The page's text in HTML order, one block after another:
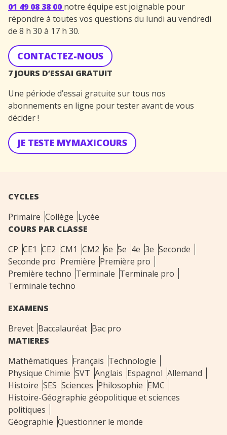
01 49 08 38 00 notre équipe est joignable pour
répondre à toutes vos questions du lundi au vendredi
de 8 h 30 à 17 h 30.
CONTACTEZ-NOUS
7 JOURS D’ESSAI GRATUIT
Une période d’essai gratuite sur tous nos
abonnements en ligne pour tester avant de vous
décider !
JE TESTE MYMAXICOURS
CYCLES
Primaire Collège Lycée
COURS PAR CLASSE
CP CE1 CE2 CM1 CM2 6e 5e 4e 3e Seconde
Seconde pro Première Première pro
Première techno Terminale Terminale pro
Terminale techno
EXAMENS
Brevet Baccalauréat Bac pro
MATIERES
Mathématiques Français Technologie
Physique Chimie SVT Anglais Espagnol Allemand
Histoire SES Sciences Philosophie EMC
Histoire-Géographie géopolitique et sciences
politiques
Géographie Questionner le monde